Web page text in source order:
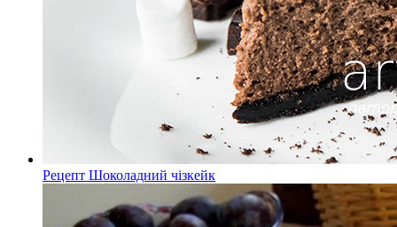
Рецепт Шоколадний чізкейк